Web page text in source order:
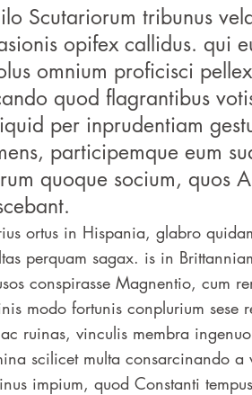
Scutariorum tribunus
opifex callidus. qui
omnium proficisci
quod flagrantibus
per inprudentiam
participemque eum
quoque socium, quos
ortus in Hispania, glabro
perquam sagax. is in
conspirasse Magnentio, cum
modo fortunis conplurium sese
ruinas, vinculis membra
scilicet multa consarcinando a
impium, quod Constanti